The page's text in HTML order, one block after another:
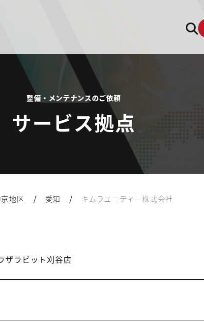
整備・メンテナンスのご依頼
サービス拠点
地区 / 愛知 / キムラユニティー株式会社
ザラビット刈谷店